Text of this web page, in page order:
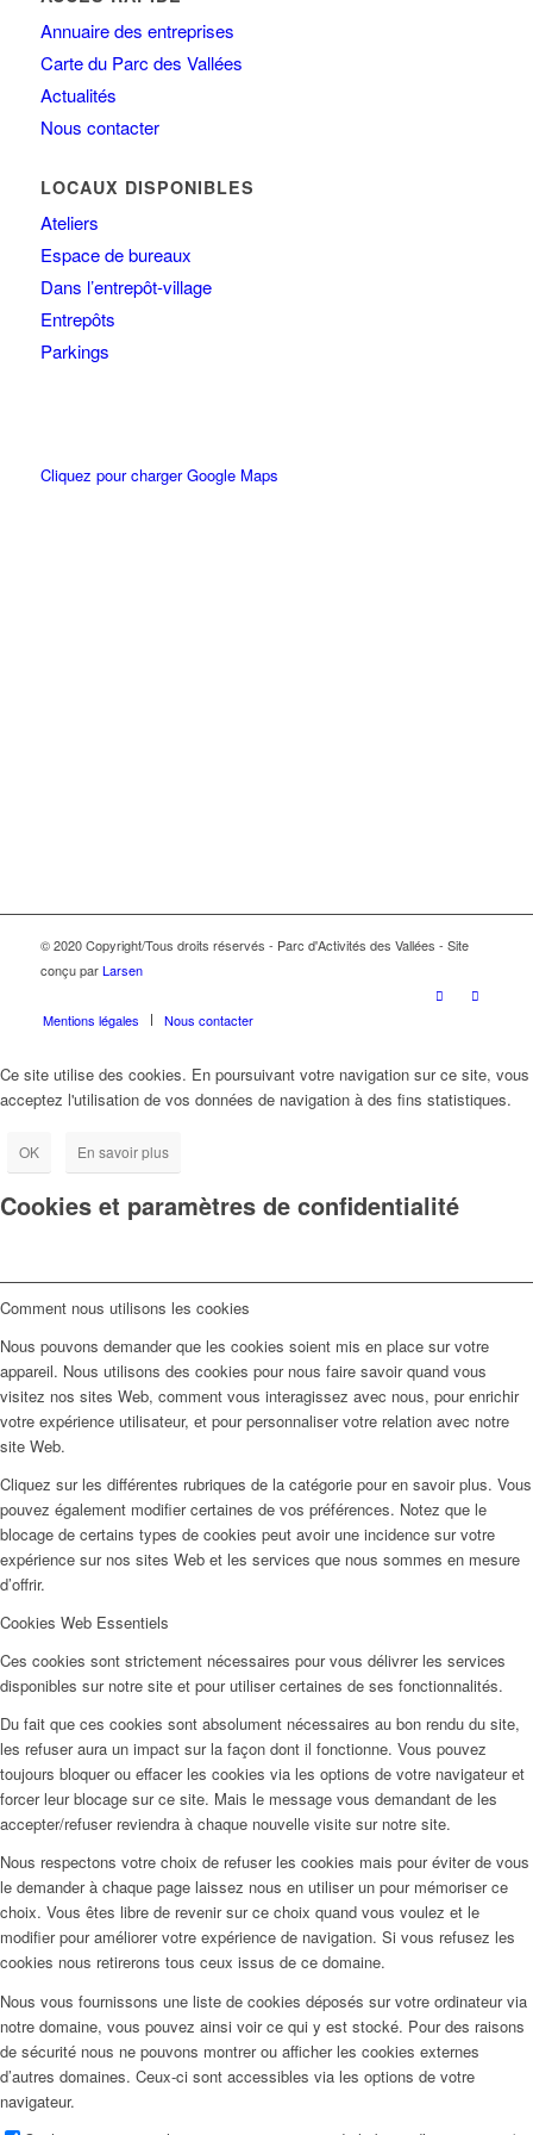
Annuaire des entreprises
Carte du Parc des Vallées
Actualités
Nous contacter
LOCAUX DISPONIBLES
Ateliers
Espace de bureaux
Dans l’entrepôt-village
Entrepôts
Parkings
Cliquez pour charger Google Maps
© 2020 Copyright/Tous droits réservés - Parc d'Activités des Vallées - Site
conçu parLarsen
Mentions légales Nous contacter
Ce site utilise des cookies. En poursuivant votre navigation sur ce site, vous
acceptez l'utilisation de vos données de navigation à des fins statistiques.
OK En savoir plus
Cookies et paramètres de confidentialité
Comment nous utilisons les cookies
Nous pouvons demander que les cookies soient mis en place sur votre
appareil. Nous utilisons des cookies pour nous faire savoir quand vous
visitez nos sites Web, comment vous interagissez avec nous, pour enrichir
votre expérience utilisateur, et pour personnaliser votre relation avec notre
site Web.
Cliquez sur les différentes rubriques de la catégorie pour en savoir plus. Vous
pouvez également modifier certaines de vos préférences. Notez que le
blocage de certains types de cookies peut avoir une incidence sur votre
expérience sur nos sites Web et les services que nous sommes en mesure
d’offrir.
Cookies Web Essentiels
Ces cookies sont strictement nécessaires pour vous délivrer les services
disponibles sur notre site et pour utiliser certaines de ses fonctionnalités.
Du fait que ces cookies sont absolument nécessaires au bon rendu du site,
les refuser aura un impact sur la façon dont il fonctionne. Vous pouvez
toujours bloquer ou effacer les cookies via les options de votre navigateur et
forcer leur blocage sur ce site. Mais le message vous demandant de les
accepter/refuser reviendra à chaque nouvelle visite sur notre site.
Nous respectons votre choix de refuser les cookies mais pour éviter de vous
le demander à chaque page laissez nous en utiliser un pour mémoriser ce
choix. Vous êtes libre de revenir sur ce choix quand vous voulez et le
modifier pour améliorer votre expérience de navigation. Si vous refusez les
cookies nous retirerons tous ceux issus de ce domaine.
Nous vous fournissons une liste de cookies déposés sur votre ordinateur via
notre domaine, vous pouvez ainsi voir ce qui y est stocké. Pour des raisons
de sécurité nous ne pouvons montrer ou afficher les cookies externes
d’autres domaines. Ceux-ci sont accessibles via les options de votre
navigateur.